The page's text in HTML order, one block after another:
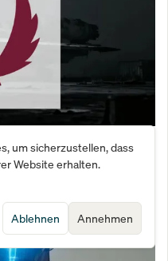
167.000
Pennsylvania
um sicherzustellen, dass
Website erhalten.
Annehmen
Ablehnen